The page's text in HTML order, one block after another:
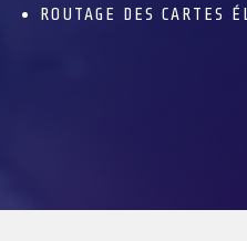
ROUTAGE DES CARTES